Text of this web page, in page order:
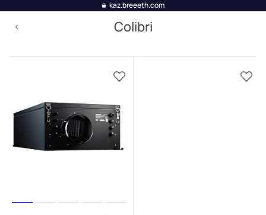
kaz.breeeth.com
Colibri